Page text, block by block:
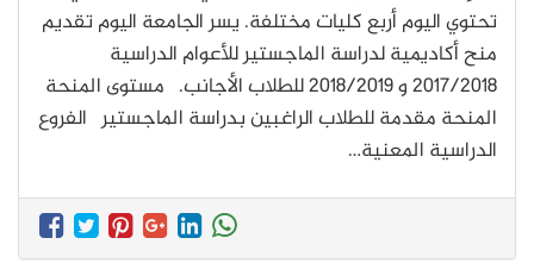
تحتوي اليوم أربع كليات مختلفة. يسر الجامعة اليوم تقديم
منح أكاديمية لدراسة الماجستير للأعوام الدراسية
2017/2018 و 2018/2019 للطلاب الأجانب. مستوى المنحة
المنحة مقدمة للطلاب الراغبين بدراسة الماجستير الفروع
الدراسية المعنية…